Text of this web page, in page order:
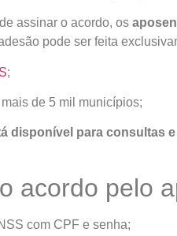
assinar o acordo, os
pode ser feita
;
de 5 mil municípios;
disponível para consultas
acordo pelo
com CPF e senha;